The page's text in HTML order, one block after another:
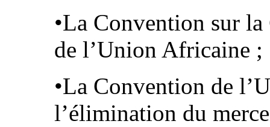
•La Convention sur
de l’Union Africaine ;
•La Convention de
l’élimination du